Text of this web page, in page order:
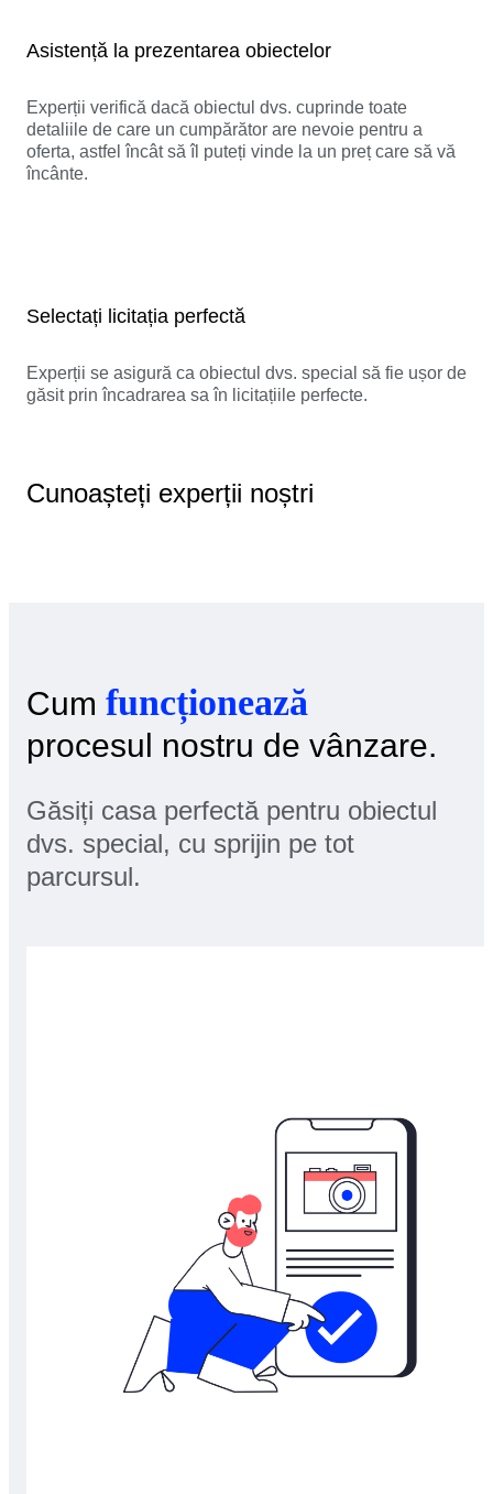
Asistență la prezentarea obiectelor
Experții verifică dacă obiectul dvs. cuprinde toate
detaliile de care un cumpărător are nevoie pentru a
oferta, astfel încât să îl puteți vinde la un preț care să vă
încânte.
Selectați licitația perfectă
Experții se asigură ca obiectul dvs. special să fie ușor de
găsit prin încadrarea sa în licitațiile perfecte.
Cunoașteți experții noștri
Cum funcționează
procesul nostru de vânzare.
Găsiți casa perfectă pentru obiectul
dvs. special, cu sprijin pe tot
parcursul.